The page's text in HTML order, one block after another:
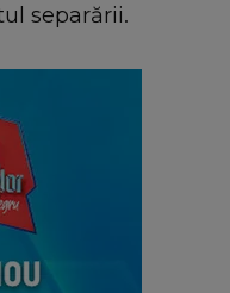
separării.